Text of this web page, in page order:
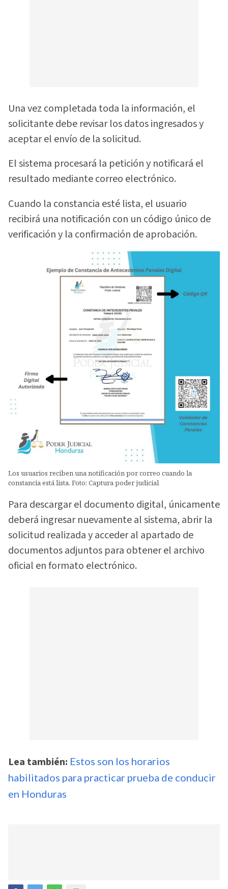
Una vez completada toda la información, el
solicitante debe revisar los datos ingresados y
aceptar el envío de la solicitud.
El sistema procesará la petición y notificará el
resultado mediante correo electrónico.
Cuando la constancia esté lista, el usuario
recibirá una notificación con un código único de
verificación y la confirmación de aprobación.
Los usuarios reciben una notificación por correo cuando la
constancia está lista. Foto: Captura poder judicial
Para descargar el documento digital, únicamente
deberá ingresar nuevamente al sistema, abrir la
solicitud realizada y acceder al apartado de
documentos adjuntos para obtener el archivo
oficial en formato electrónico.
Lea también: Estos son los horarios
habilitados para practicar prueba de conducir
en Honduras